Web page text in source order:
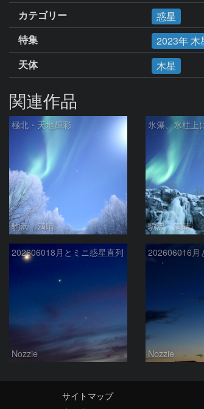
カテゴリー
惑星
特集
2023年 木
天体
木星
関連作品
極北・天地輝彩
駒沢 満晴
氷瀑、氷柱上
駒沢 満晴
202606018月とミニ惑星直列
Nozzie
202606016月
Nozzie
サイトマップ